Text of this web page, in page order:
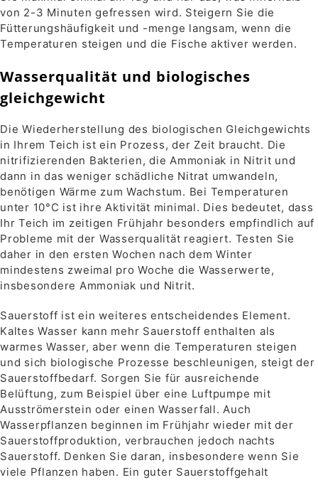
von 2-3 Minuten gefressen wird. Steigern Sie die
Fütterungshäufigkeit und -menge langsam, wenn die
Temperaturen steigen und die Fische aktiver werden.
Wasserqualität und biologisches
gleichgewicht
Die Wiederherstellung des biologischen Gleichgewichts
in Ihrem Teich ist ein Prozess, der Zeit braucht. Die
nitrifizierenden Bakterien, die Ammoniak in Nitrit und
dann in das weniger schädliche Nitrat umwandeln,
benötigen Wärme zum Wachstum. Bei Temperaturen
unter 10°C ist ihre Aktivität minimal. Dies bedeutet, dass
Ihr Teich im zeitigen Frühjahr besonders empfindlich auf
Probleme mit der Wasserqualität reagiert. Testen Sie
daher in den ersten Wochen nach dem Winter
mindestens zweimal pro Woche die Wasserwerte,
insbesondere Ammoniak und Nitrit.
Sauerstoff ist ein weiteres entscheidendes Element.
Kaltes Wasser kann mehr Sauerstoff enthalten als
warmes Wasser, aber wenn die Temperaturen steigen
und sich biologische Prozesse beschleunigen, steigt der
Sauerstoffbedarf. Sorgen Sie für ausreichende
Belüftung, zum Beispiel über eine Luftpumpe mit
Ausströmerstein oder einen Wasserfall. Auch
Wasserpflanzen beginnen im Frühjahr wieder mit der
Sauerstoffproduktion, verbrauchen jedoch nachts
Sauerstoff. Denken Sie daran, insbesondere wenn Sie
viele Pflanzen haben. Ein guter Sauerstoffgehalt